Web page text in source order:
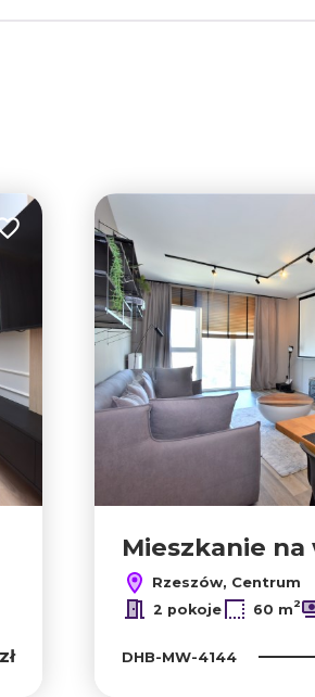
Dodaj do ulubionych
Mieszkanie
Rzeszów, Centrum
2 pokoje 60 m2
DHB-MW-4144